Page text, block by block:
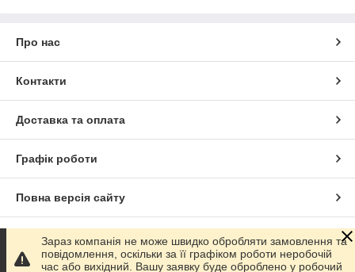
Про нас
Контакти
Доставка та оплата
Графік роботи
Повна версія сайту
Сайт створено на маркетплейсі Prom.ua
Зараз компанія не може швидко обробляти замовлення та
повідомлення, оскільки за її графіком роботи неробочій
час або вихідний. Вашу заявку буде оброблено у робочий